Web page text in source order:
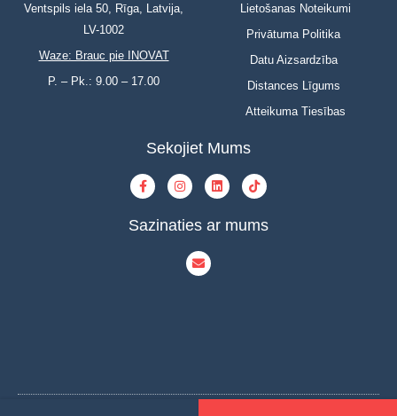
Ventspils iela 50, Rīga, Latvija,
LV-1002
Waze: Brauc pie INOVAT
P. – Pk.: 9.00 – 17.00
Lietošanas Noteikumi
Privātuma Politika
Datu Aizsardzība
Distances Līgums
Atteikuma Tiesības
Sekojiet Mums
Sazinaties ar mums